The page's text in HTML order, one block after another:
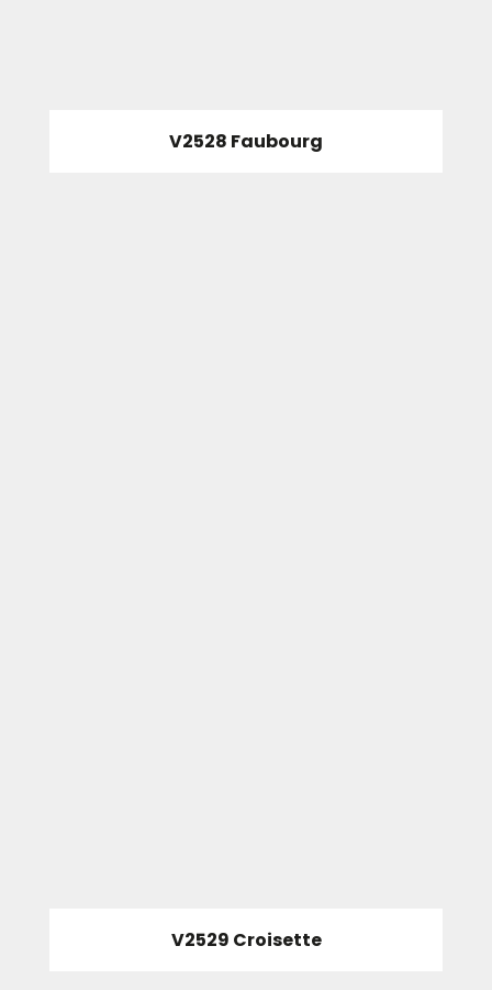
V2528 Faubourg
V2529 Croisette